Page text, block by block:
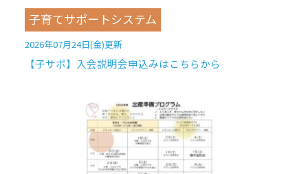
子育てサポートシステム
2026年07月24日(金)更新
【子サポ】入会説明会申込みはこちらから